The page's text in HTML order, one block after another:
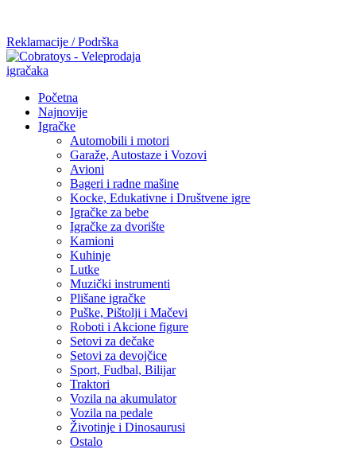
Reklamacije / Podrška
Početna
Najnovije
Igračke
Automobili i motori
Garaže, Autostaze i Vozovi
Avioni
Bageri i radne mašine
Kocke, Edukativne i Društvene igre
Igračke za bebe
Igračke za dvorište
Kamioni
Kuhinje
Lutke
Muzički instrumenti
Plišane igračke
Puške, Pištolji i Mačevi
Roboti i Akcione figure
Setovi za dečake
Setovi za devojčice
Sport, Fudbal, Bilijar
Traktori
Vozila na akumulator
Vozila na pedale
Životinje i Dinosaurusi
Ostalo